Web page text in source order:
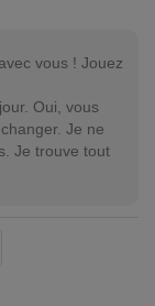
vous ! Jouez
Oui, vous
Je ne
Je trouve tout